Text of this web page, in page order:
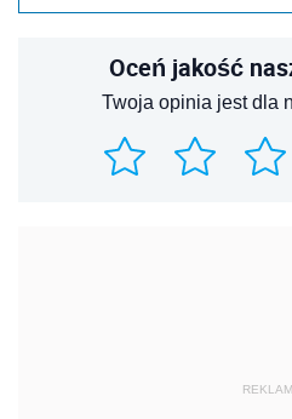
Oceń jakość
Twoja opinia jest dla